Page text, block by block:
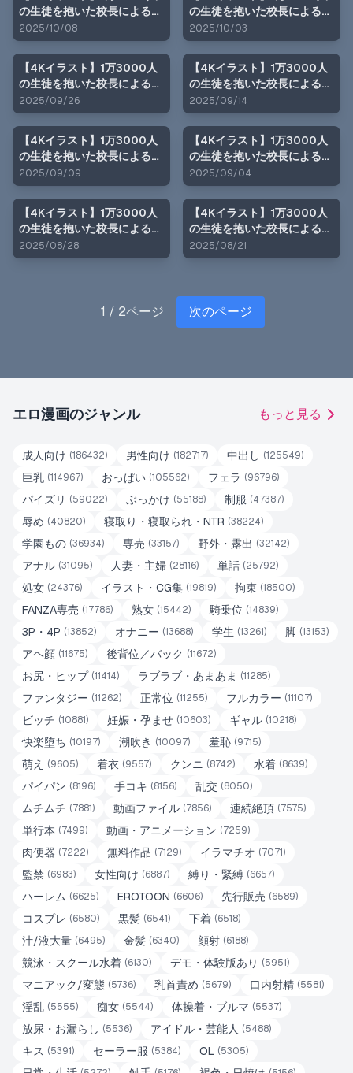
の生徒を抱いた校長による白
石絵里への性指導（学校屋上
編）
2025/10/08
の生徒を抱いた校長による森
あかりへの性指導（学校屋上
編）
2025/10/03
【4Kイラスト】1万3000人
の生徒を抱いた校長による榊
原春香への性指導（学校屋上
編）
2025/09/26
【4Kイラスト】1万3000人
の生徒を抱いた校長による森
あかりへの性指導（海の家
編）
2025/09/14
【4Kイラスト】1万3000人
の生徒を抱いた校長による榊
原春香への性指導（海の家
編）
2025/09/09
【4Kイラスト】1万3000人
の生徒を抱いた校長による篠
原結衣への性指導（教室編）
2025/09/04
【4Kイラスト】1万3000人
の生徒を抱いた校長による白
石絵里への性指導（プール掃
除編）
2025/08/28
【4Kイラスト】1万3000人
の生徒を抱いた校長による森
あかりへの性指導（プール掃
除編）
2025/08/21
1 / 2ページ 次のページ
エロ漫画のジャンル もっと見る
成人向け (186432) 男性向け (182717) 中出し (125549)
巨乳 (114967) おっぱい (105562) フェラ (96796)
パイズリ (59022) ぶっかけ (55188) 制服 (47387)
辱め (40820) 寝取り・寝取られ・NTR (38224)
学園もの (36934) 専売 (33157) 野外・露出 (32142)
アナル (31095) 人妻・主婦 (28116) 単話 (25792)
処女 (24376) イラスト・CG集 (19819) 拘束 (18500)
FANZA専売 (17786) 熟女 (15442) 騎乗位 (14839)
3P・4P (13852) オナニー (13688) 学生 (13261) 脚 (13153)
アヘ顔 (11675) 後背位／バック (11672)
お尻・ヒップ (11414) ラブラブ・あまあま (11285)
ファンタジー (11262) 正常位 (11255) フルカラー (11107)
ビッチ (10881) 妊娠・孕ませ (10603) ギャル (10218)
快楽堕ち (10197) 潮吹き (10097) 羞恥 (9715)
萌え (9605) 着衣 (9557) クンニ (8742) 水着 (8639)
パイパン (8196) 手コキ (8156) 乱交 (8050)
ムチムチ (7881) 動画ファイル (7856) 連続絶頂 (7575)
単行本 (7499) 動画・アニメーション (7259)
肉便器 (7222) 無料作品 (7129) イラマチオ (7071)
監禁 (6983) 女性向け (6887) 縛り・緊縛 (6657)
ハーレム (6625) EROTOON (6606) 先行販売 (6589)
コスプレ (6580) 黒髪 (6541) 下着 (6518)
汁/液大量 (6495) 金髪 (6340) 顔射 (6188)
競泳・スクール水着 (6130) デモ・体験版あり (5951)
マニアック/変態 (5736) 乳首責め (5679) 口内射精 (5581)
淫乱 (5555) 痴女 (5544) 体操着・ブルマ (5537)
放尿・お漏らし (5536) アイドル・芸能人 (5488)
キス (5391) セーラー服 (5384) OL (5305)